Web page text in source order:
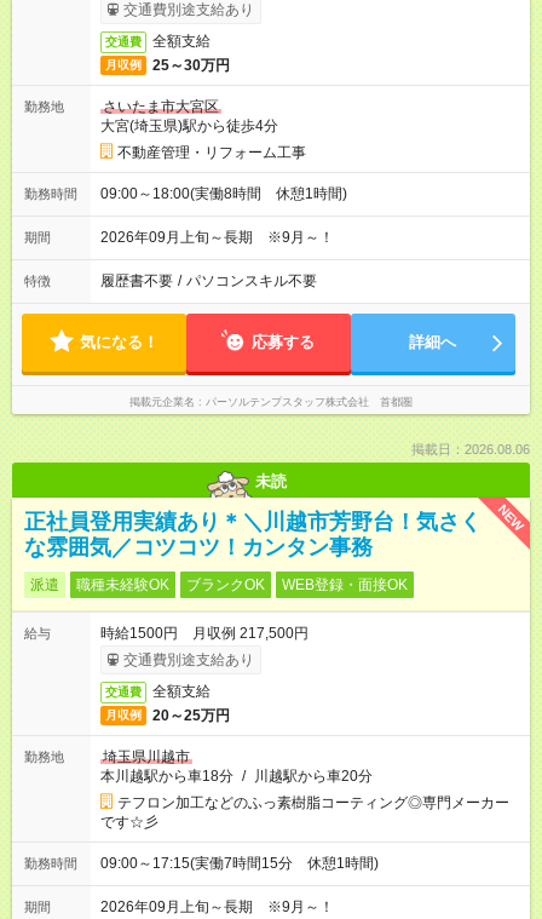
交通費別途支給あり
交通費 全額支給
月収例 25～30万円
勤務地
さいたま市大宮区
大宮(埼玉県)駅から徒歩4分
不動産管理・リフォーム工事
勤務時間 09:00～18:00(実働8時間 休憩1時間)
期間 2026年09月上旬～長期 ※9月～！
特徴 履歴書不要 / パソコンスキル不要
気になる！ 応募する 詳細へ
掲載元企業名 パーソルテンプスタッフ株式会社 首都圏
掲載日：2026.08.06
未読
NEW
正社員登用実績あり＊＼川越市芳野台！気さく
な雰囲気／コツコツ！カンタン事務
派遣 職種未経験OK ブランクOK WEB登録・面接OK
給与
時給1500円 月収例 217,500円
交通費別途支給あり
交通費 全額支給
月収例 20～25万円
勤務地
埼玉県川越市
本川越駅から車18分 / 川越駅から車20分
テフロン加工などのふっ素樹脂コーティング◎専門メーカー
です☆彡
勤務時間 09:00～17:15(実働7時間15分 休憩1時間)
期間 2026年09月上旬～長期 ※9月～！